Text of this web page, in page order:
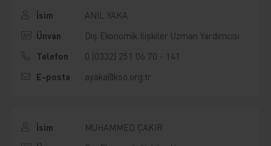
İsim
ANIL YAKA
Ünvan
Dış Ekonomik İlişkiler Uzman Yardımcısı
Telefon
0 (0332) 251 06 70 - 141
E-posta
ayaka@kso.org.tr
İsim
MUHAMMED ÇAKIR